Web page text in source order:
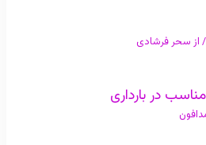
/ از سحر فرشادی
در بارداری